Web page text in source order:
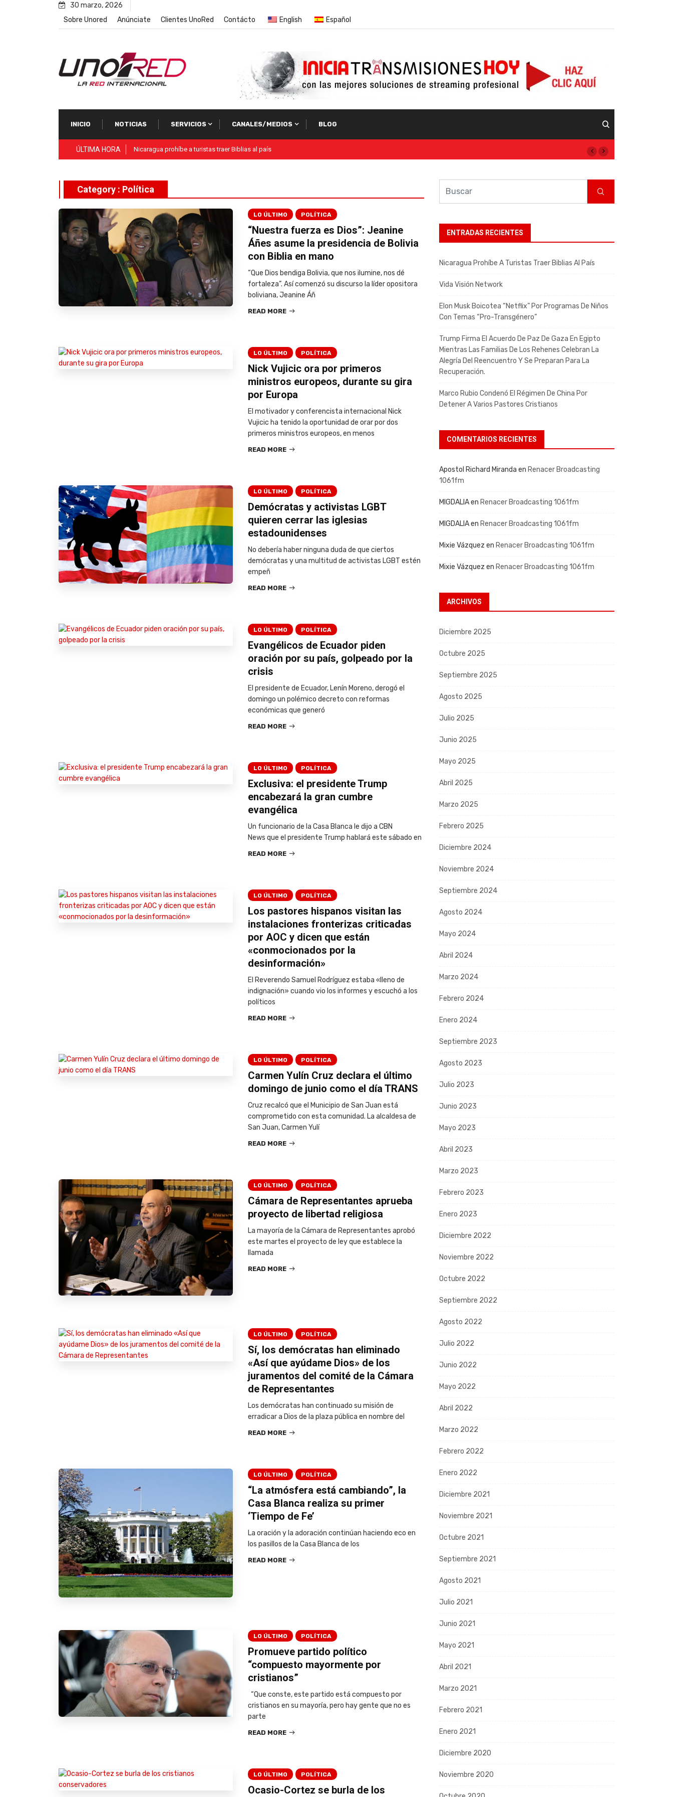
30 marzo, 2026
Sobre Unored
Anúnciate Clientes UnoRed Contácto English Español
INICIO NOTICIAS SERVICIOS CANALES/MEDIOS BLOG
ÚLTIMA HORA Vida Visión Network
Category : Política
LO ÚLTIMO POLÍTICA
“Nuestra fuerza es Dios”: Jeanine
Áñes asume la presidencia de Bolivia
con Biblia en mano
“Que Dios bendiga Bolivia, que nos ilumine, nos dé
fortaleza”. Así comenzó su discurso la líder opositora
boliviana, Jeanine Áñ
READ MORE
LO ÚLTIMO POLÍTICA
Nick Vujicic ora por primeros
ministros europeos, durante su gira
por Europa
El motivador y conferencista internacional Nick
Vujicic ha tenido la oportunidad de orar por dos
primeros ministros europeos, en menos
READ MORE
LO ÚLTIMO POLÍTICA
Demócratas y activistas LGBT
quieren cerrar las iglesias
estadounidenses
No debería haber ninguna duda de que ciertos
demócratas y una multitud de activistas LGBT estén
empeñ
READ MORE
LO ÚLTIMO POLÍTICA
Evangélicos de Ecuador piden
oración por su país, golpeado por la
crisis
El presidente de Ecuador, Lenín Moreno, derogó el
domingo un polémico decreto con reformas
económicas que generó
READ MORE
LO ÚLTIMO POLÍTICA
Exclusiva: el presidente Trump
encabezará la gran cumbre
evangélica
Un funcionario de la Casa Blanca le dijo a CBN
News que el presidente Trump hablará este sábado en
READ MORE
LO ÚLTIMO POLÍTICA
Los pastores hispanos visitan las
instalaciones fronterizas criticadas
por AOC y dicen que están
«conmocionados por la
desinformación»
El Reverendo Samuel Rodríguez estaba «lleno de
indignación» cuando vio los informes y escuchó a los
políticos
READ MORE
LO ÚLTIMO POLÍTICA
Carmen Yulín Cruz declara el último
domingo de junio como el día TRANS
Cruz recalcó que el Municipio de San Juan está
comprometido con esta comunidad. La alcaldesa de
San Juan, Carmen Yulí
READ MORE
LO ÚLTIMO POLÍTICA
Cámara de Representantes aprueba
proyecto de libertad religiosa
La mayoría de la Cámara de Representantes aprobó
este martes el proyecto de ley que establece la
llamada
READ MORE
LO ÚLTIMO POLÍTICA
Sí, los demócratas han eliminado
«Así que ayúdame Dios» de los
juramentos del comité de la Cámara
de Representantes
Los demócratas han continuado su misión de
erradicar a Dios de la plaza pública en nombre del
READ MORE
LO ÚLTIMO POLÍTICA
“La atmósfera está cambiando”, la
Casa Blanca realiza su primer
‘Tiempo de Fe’
La oración y la adoración continúan haciendo eco en
los pasillos de la Casa Blanca de los
READ MORE
LO ÚLTIMO POLÍTICA
Promueve partido político
“compuesto mayormente por
cristianos”
“Que conste, este partido está compuesto por
cristianos en su mayoría, pero hay gente que no es
parte
READ MORE
LO ÚLTIMO POLÍTICA
Ocasio-Cortez se burla de los
ENTRADAS RECIENTES
Nicaragua Prohíbe A Turistas Traer Biblias Al País
Vida Visión Network
Elon Musk Boicotea “Netflix” Por Programas De Niños
Con Temas “pro-Transgénero”
Trump Firma El Acuerdo De Paz De Gaza En Egipto
Mientras Las Familias De Los Rehenes Celebran La
Alegría Del Reencuentro Y Se Preparan Para La
Recuperación.
Marco Rubio Condenó El Régimen De China Por
Detener A Varios Pastores Cristianos
COMENTARIOS RECIENTES
Apostol Richard Miranda en Renacer Broadcasting
1061fm
MIGDALIAen Renacer Broadcasting 1061fm
MIGDALIAen Renacer Broadcasting 1061fm
Mixie Vázquez en Renacer Broadcasting 1061fm
Mixie Vázquez en Renacer Broadcasting 1061fm
ARCHIVOS
Diciembre 2025
Octubre 2025
Septiembre 2025
Agosto 2025
Julio 2025
Junio 2025
Mayo 2025
Abril 2025
Marzo 2025
Febrero 2025
Diciembre 2024
Noviembre 2024
Septiembre 2024
Agosto 2024
Mayo 2024
Abril 2024
Marzo 2024
Febrero 2024
Enero 2024
Septiembre 2023
Agosto 2023
Julio 2023
Junio 2023
Mayo 2023
Abril 2023
Marzo 2023
Febrero 2023
Enero 2023
Diciembre 2022
Noviembre 2022
Octubre 2022
Septiembre 2022
Agosto 2022
Julio 2022
Junio 2022
Mayo 2022
Abril 2022
Marzo 2022
Febrero 2022
Enero 2022
Diciembre 2021
Noviembre 2021
Octubre 2021
Septiembre 2021
Agosto 2021
Julio 2021
Junio 2021
Mayo 2021
Abril 2021
Marzo 2021
Febrero 2021
Enero 2021
Diciembre 2020
Noviembre 2020